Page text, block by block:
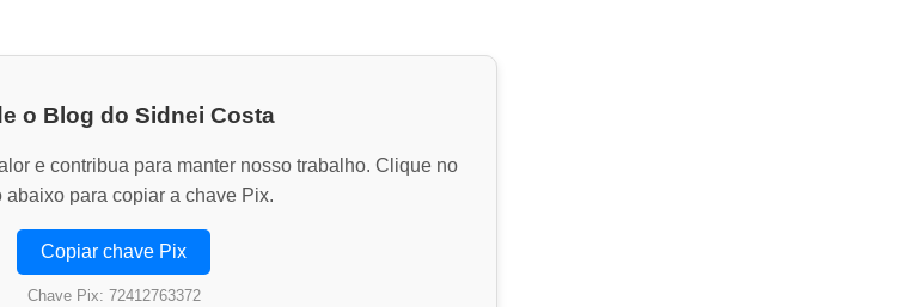
o Blog do Sidnei Costa
e contribua para manter nosso trabalho. Clique no
abaixo para copiar a chave Pix.
Copiar chave Pix
Chave Pix: 72412763372